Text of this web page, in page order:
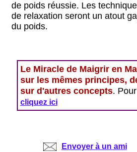
de poids réussie. Les
de relaxation seront un atout
du poids.
Le Miracle de Maigrir en
sur les mêmes principes,
sur d'autres concepts.
cliquez ici
Envoyer à un ami